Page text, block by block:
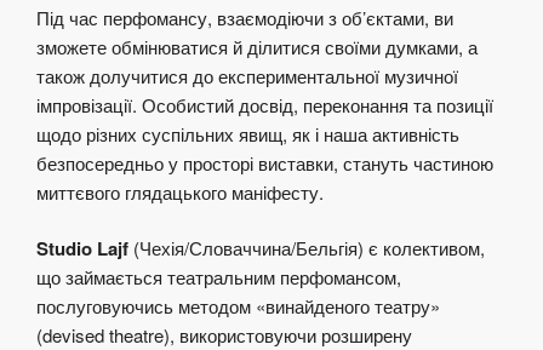
Під час перфомансу, взаємодіючи з об’єктами, ви
зможете обмінюватися й ділитися своїми думками, а
також долучитися до експериментальної музичної
імпровізації. Особистий досвід, переконання та позиції
щодо різних суспільних явищ, як і наша активність
безпосередньо у просторі виставки, стануть частиною
миттєвого глядацького маніфесту.
Studio Lajf (Чехія/Словаччина/Бельгія) є колективом,
що займається театральним перфомансом,
послуговуючись методом «винайденого театру»
(devised theatre), використовуючи розширену